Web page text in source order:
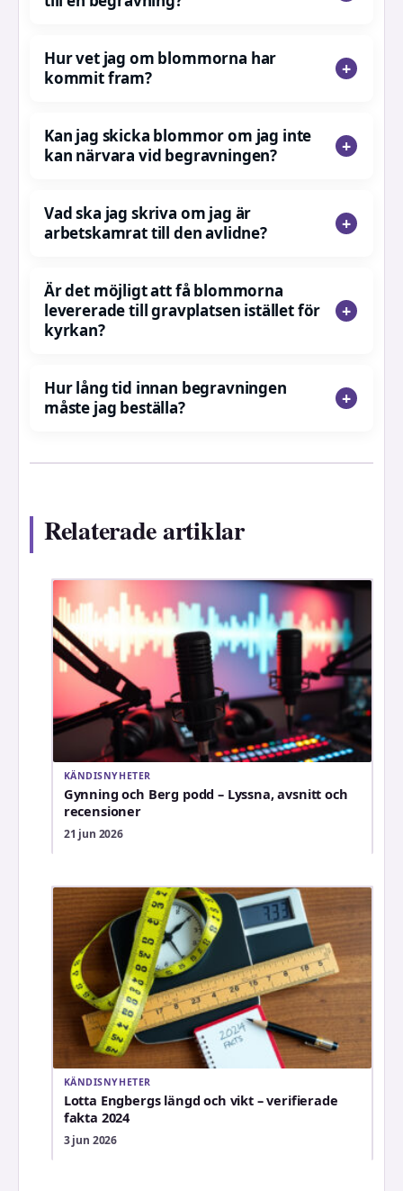
Hur vet jag om blommorna har
kommit fram?
Kan jag skicka blommor om jag inte
kan närvara vid begravningen?
Vad ska jag skriva om jag är
arbetskamrat till den avlidne?
Är det möjligt att få blommorna
levererade till gravplatsen istället för
kyrkan?
Hur lång tid innan begravningen
måste jag beställa?
Relaterade artiklar
KÄNDISNYHETER
Gynning och Berg podd – Lyssna, avsnitt och
recensioner
21 jun 2026
KÄNDISNYHETER
Lotta Engbergs längd och vikt – verifierade
fakta 2024
3 jun 2026